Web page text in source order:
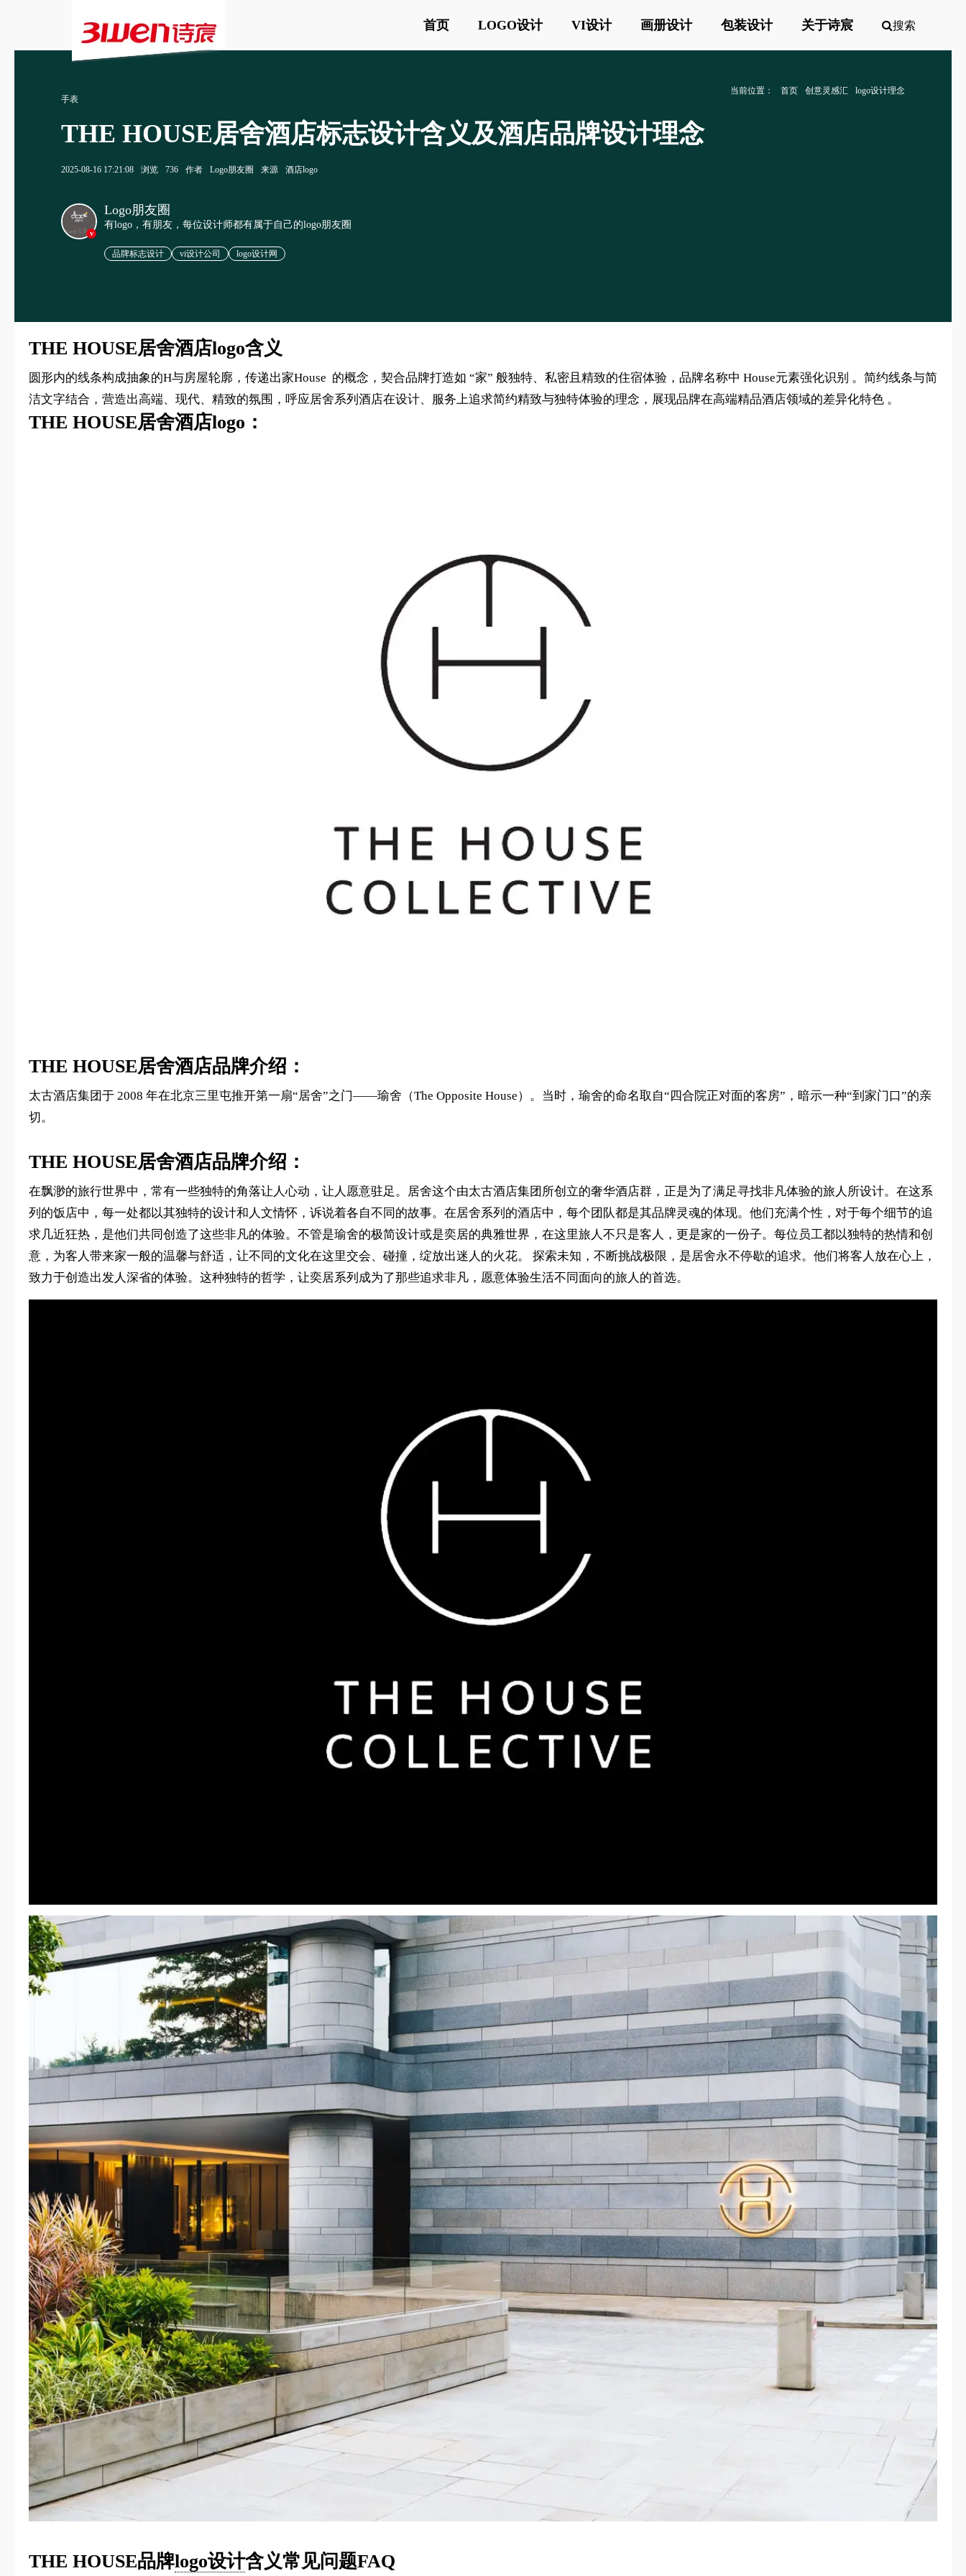
首页 LOGO设计 VI设计 画册设计 包装设计 关于诗宸 搜索
当前位置： 首页 创意灵感汇
logo设计理念
手表
THE HOUSE居舍酒店标志设计含义及酒店品牌设计理念
2025-08-16 17:21:08 浏览 736 作者 Logo朋友圈 来源 酒店logo
v
Logo朋友圈
有logo，有朋友，每位设计师都有属于自己的logo朋友圈
品牌标志设计 vi设计公司 logo设计网
THE HOUSE居舍酒店logo含义
圆形内的线条构成抽象的H与房屋轮廓，传递出家House 的概念，契合品牌打造如 “家” 般独特、私密且精致的住宿体验，品牌名称中 House元素强化识别 。简约线条与简
洁文字结合，营造出高端、现代、精致的氛围，呼应居舍系列酒店在设计、服务上追求简约精致与独特体验的理念，展现品牌在高端精品酒店领域的差异化特色 。
THE HOUSE居舍酒店logo：
THE HOUSE居舍酒店品牌介绍：
太古酒店集团于 2008 年在北京三里屯推开第一扇“居舍”之门——瑜舍（The Opposite House）。当时，瑜舍的命名取自“四合院正对面的客房”，暗示一种“到家门口”的亲
切。
THE HOUSE居舍酒店品牌介绍：
在飘渺的旅行世界中，常有一些独特的角落让人心动，让人愿意驻足。居舍这个由太古酒店集团所创立的奢华酒店群，正是为了满足寻找非凡体验的旅人所设计。在这系
列的饭店中，每一处都以其独特的设计和人文情怀，诉说着各自不同的故事。在居舍系列的酒店中，每个团队都是其品牌灵魂的体现。他们充满个性，对于每个细节的追
求几近狂热，是他们共同创造了这些非凡的体验。不管是瑜舍的极简设计或是奕居的典雅世界，在这里旅人不只是客人，更是家的一份子。每位员工都以独特的热情和创
意，为客人带来家一般的温馨与舒适，让不同的文化在这里交会、碰撞，绽放出迷人的火花。 探索未知，不断挑战极限，是居舍永不停歇的追求。他们将客人放在心上，
致力于创造出发人深省的体验。这种独特的哲学，让奕居系列成为了那些追求非凡，愿意体验生活不同面向的旅人的首选。
THE HOUSE品牌logo设计含义常见问题FAQ